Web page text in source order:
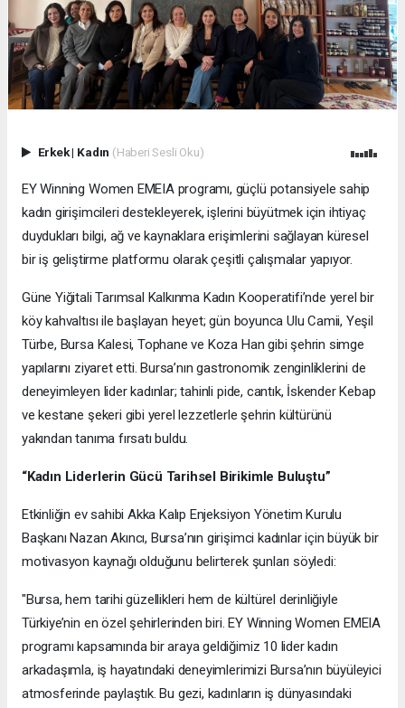
Erkek| Kadın (Haberi Sesli Oku)
EY Winning Women EMEIA programı, güçlü potansiyele sahip
kadın girişimcileri destekleyerek, işlerini büyütmek için ihtiyaç
duydukları bilgi, ağ ve kaynaklara erişimlerini sağlayan küresel
bir iş geliştirme platformu olarak çeşitli çalışmalar yapıyor.
Güne Yiğitali Tarımsal Kalkınma Kadın Kooperatifi’nde yerel bir
köy kahvaltısı ile başlayan heyet; gün boyunca Ulu Camii, Yeşil
Türbe, Bursa Kalesi, Tophane ve Koza Han gibi şehrin simge
yapılarını ziyaret etti. Bursa’nın gastronomik zenginliklerini de
deneyimleyen lider kadınlar; tahinli pide, cantık, İskender Kebap
ve kestane şekeri gibi yerel lezzetlerle şehrin kültürünü
yakından tanıma fırsatı buldu.
“Kadın Liderlerin Gücü Tarihsel Birikimle Buluştu”
Etkinliğin ev sahibi Akka Kalıp Enjeksiyon Yönetim Kurulu
Başkanı Nazan Akıncı, Bursa’nın girişimci kadınlar için büyük bir
motivasyon kaynağı olduğunu belirterek şunları söyledi:
"Bursa, hem tarihi güzellikleri hem de kültürel derinliğiyle
Türkiye’nin en özel şehirlerinden biri. EY Winning Women EMEIA
programı kapsamında bir araya geldiğimiz 10 lider kadın
arkadaşımla, iş hayatındaki deneyimlerimizi Bursa’nın büyüleyici
atmosferinde paylaştık. Bu gezi, kadınların iş dünyasındaki